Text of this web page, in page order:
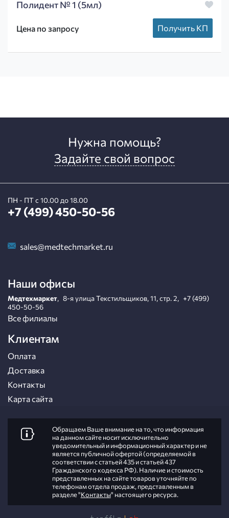
Полидент № 1 (5мл)
Цена по запросу Получить КП
Нужна помощь?
Задайте свой вопрос
ПН - ПТ с 10.00 до 18.00
+7 (499) 450-50-56
sales@medtechmarket.ru
Наши офисы
Медтехмаркет, 8-я улица Текстильщиков, 11, стр. 2, +7 (499)
450-50-56
Все филиалы
Клиентам
Оплата
Доставка
Контакты
Карта сайта
Обращаем Ваше внимание на то, что информация
на данном сайте носит исключительно
уведомительный и информационный характер и не
является публичной офертой (определяемой в
соответствии с статьей 435 и статьей 437
Гражданского кодекса РФ). Наличие и стоимость
представленных на сайте товаров уточняйте по
телефонам отдела продаж, представленным в
разделе "Контакты" настоящего ресурса.